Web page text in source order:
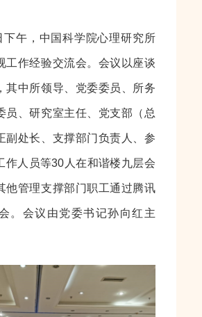
，中国科学院心理研究所
工作经验交流会。会议以座谈
其中所领导、党委委员、所务
员、研究室主任、党支部（总
副处长、支撑部门负责人、参
作人员等30人在和谐楼九层会
他管理支撑部门职工通过腾讯
。会议由党委书记孙向红主